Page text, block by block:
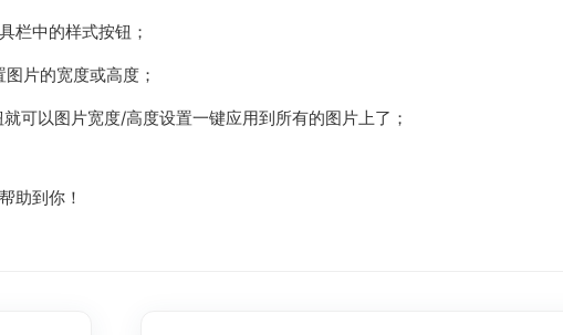
栏中的样式按钮；
片的宽度或高度；
可以图片宽度/高度设置一键应用到所有的图片上了；
助到你！